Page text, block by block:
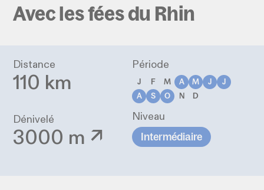
Avec les fées du Rhin
Distance
110 km
Dénivelé
3000 m ↗
Période
J
F M A M J
J
A
S O N
D
Niveau
Intermédiaire